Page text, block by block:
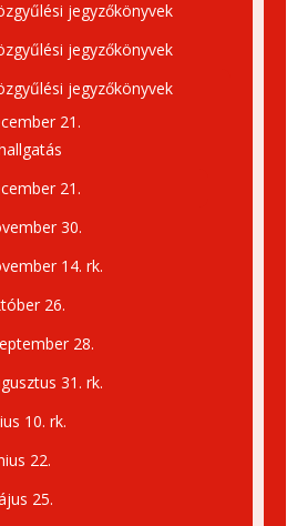
jegyzőkönyvek
jegyzőkönyvek
jegyzőkönyvek
21.
21.
30.
14. rk.
26.
28.
31. rk.
10. rk.
22.
25.